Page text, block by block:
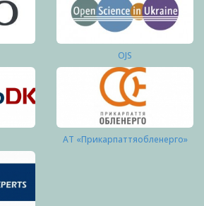
OJS
АТ «Прикарпаттяобленерго»